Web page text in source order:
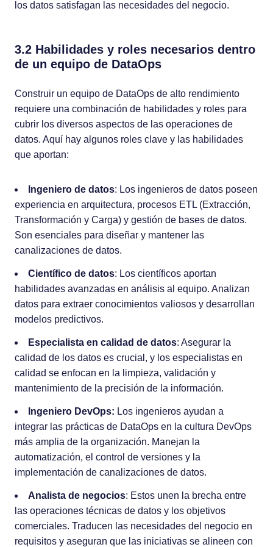
los datos satisfagan las necesidades del negocio.
3.2 Habilidades y roles necesarios dentro
de un equipo de DataOps
Construir un equipo de DataOps de alto rendimiento
requiere una combinación de habilidades y roles para
cubrir los diversos aspectos de las operaciones de
datos. Aquí hay algunos roles clave y las habilidades
que aportan:
Ingeniero de datos: Los ingenieros de datos poseen
experiencia en arquitectura, procesos ETL (Extracción,
Transformación y Carga) y gestión de bases de datos.
Son esenciales para diseñar y mantener las
canalizaciones de datos.
Científico de datos: Los científicos aportan
habilidades avanzadas en análisis al equipo. Analizan
datos para extraer conocimientos valiosos y desarrollan
modelos predictivos.
Especialista en calidad de datos: Asegurar la
calidad de los datos es crucial, y los especialistas en
calidad se enfocan en la limpieza, validación y
mantenimiento de la precisión de la información.
Ingeniero DevOps: Los ingenieros ayudan a
integrar las prácticas de DataOps en la cultura DevOps
más amplia de la organización. Manejan la
automatización, el control de versiones y la
implementación de canalizaciones de datos.
Analista de negocios: Estos unen la brecha entre
las operaciones técnicas de datos y los objetivos
comerciales. Traducen las necesidades del negocio en
requisitos y aseguran que las iniciativas se alineen con